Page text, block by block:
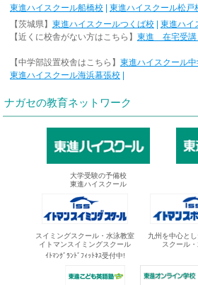
東進ハイスクール船橋校
東進ハイスクール松戸
【茨城県】 東進ハイスクールつくば校
東進ハイ
【近くに校舎がない方はこちら】 東進 在宅受講
【中学部設置校舎はこちら】 東進ハイスクール
東進ハイスクール海浜幕張校
ナガセの教育ネットワーク
大学受験の予備校
東進ハイスクール
スイミングスクール・水泳教室
イトマンスイミングスクール
ｲﾄﾏﾝｸﾞﾗﾝﾄﾞﾌｨｯﾄﾈｽ受付中!
九州を中心と
スクール